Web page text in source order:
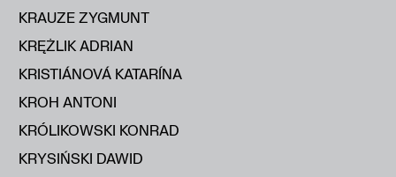
KRAUZE ZYGMUNT
KRĘŻLIK ADRIAN
KRISTIÁNOVÁ KATARÍNA
KROH ANTONI
KRÓLIKOWSKI KONRAD
KRYSIŃSKI DAWID